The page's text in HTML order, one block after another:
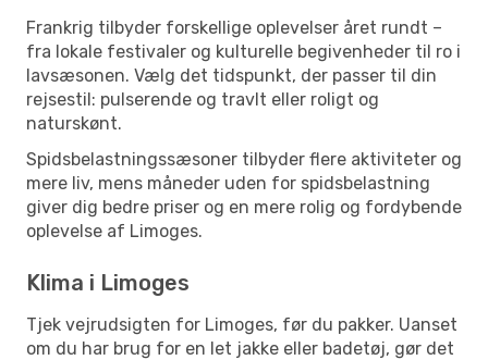
Frankrig tilbyder forskellige oplevelser året rundt –
fra lokale festivaler og kulturelle begivenheder til ro i
lavsæsonen. Vælg det tidspunkt, der passer til din
rejsestil: pulserende og travlt eller roligt og
naturskønt.
Spidsbelastningssæsoner tilbyder flere aktiviteter og
mere liv, mens måneder uden for spidsbelastning
giver dig bedre priser og en mere rolig og fordybende
oplevelse af Limoges.
Klima i Limoges
Tjek vejrudsigten for Limoges, før du pakker. Uanset
om du har brug for en let jakke eller badetøj, gør det